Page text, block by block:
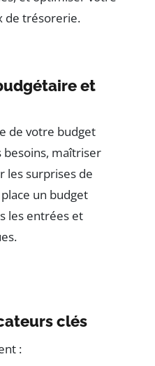
de trésorerie.
et
de votre budget
besoins, maîtriser
les surprises de
un budget
les entrées et
clés
: